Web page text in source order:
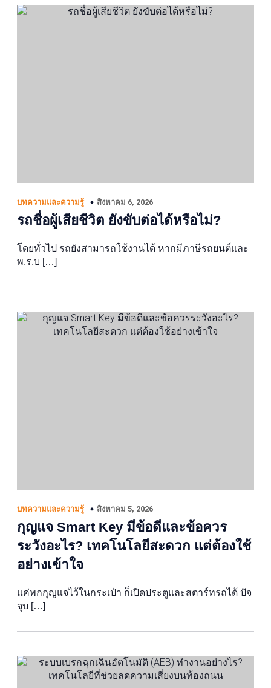
บทความและความรู้ สิงหาคม 6, 2026
รถชื่อผู้เสียชีวิต ยังขับต่อได้หรือไม่?
โดยทั่วไป รถยังสามารถใช้งานได้ หากมีภาษีรถยนต์และ
พ.ร.บ […]
บทความและความรู้ สิงหาคม 5, 2026
กุญแจ Smart Key มีข้อดีและข้อควร
ระวังอะไร? เทคโนโลยีสะดวก แต่ต้องใช้
อย่างเข้าใจ
แค่พกกุญแจไว้ในกระเป๋า ก็เปิดประตูและสตาร์ทรถได้ ปัจ
จุบ […]